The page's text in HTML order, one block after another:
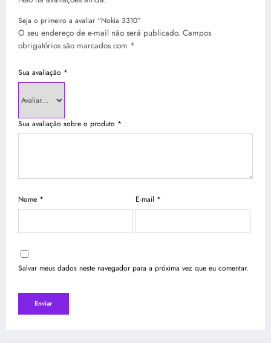
Seja o primeiro a avaliar “Nokia 3310”
O seu endereço de e-mail não será publicado. Campos
obrigatórios são marcados com *
Sua avaliação *
Sua avaliação sobre o produto *
Nome * E-mail *
Salvar meus dados neste navegador para a próxima vez que eu comentar.